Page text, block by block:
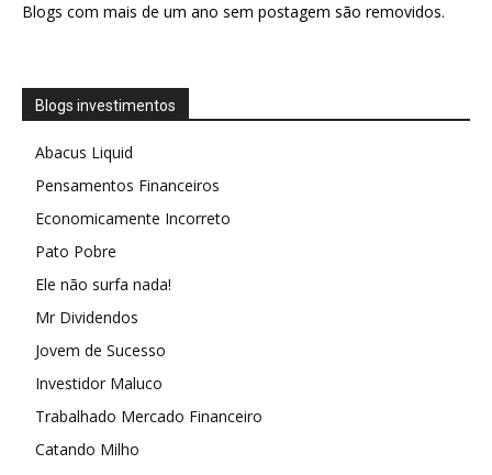
Blogs com mais de um ano sem postagem são removidos.
Blogs investimentos
Abacus Liquid
Pensamentos Financeiros
Economicamente Incorreto
Pato Pobre
Ele não surfa nada!
Mr Dividendos
Jovem de Sucesso
Investidor Maluco
Trabalhado Mercado Financeiro
Catando Milho